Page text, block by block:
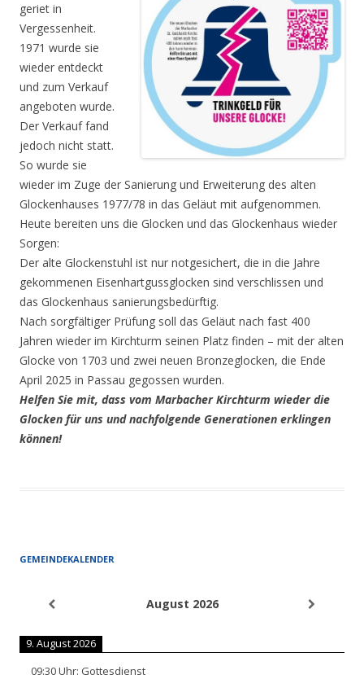
geriet in
Vergessenheit.
1971 wurde sie
wieder entdeckt
und zum Verkauf
angeboten wurde.
Der Verkauf fand
jedoch nicht statt.
So wurde sie
wieder im Zuge der Sanierung und Erweiterung des alten
Glockenhauses 1977/78 in das Geläut mit aufgenommen.
Heute bereiten uns die Glocken und das Glockenhaus wieder
Sorgen:
Der alte Glockenstuhl ist nur notgesichert, die in die Jahre
gekommenen Eisenhartgussglocken sind verschlissen und
das Glockenhaus sanierungsbedürftig.
Nach sorgfältiger Prüfung soll das Geläut nach fast 400
Jahren wieder im Kirchturm seinen Platz finden – mit der alten
Glocke von 1703 und zwei neuen Bronzeglocken, die Ende
April 2025 in Passau gegossen wurden.
Helfen Sie mit, dass vom Marbacher Kirchturm wieder die
Glocken für uns und nachfolgende Generationen erklingen
können!
GEMEINDEKALENDER
August 2026
9. August 2026
09:30Uhr: Gottesdienst